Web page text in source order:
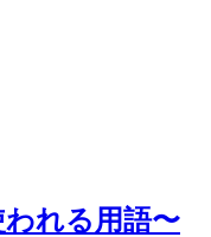
れる用語〜